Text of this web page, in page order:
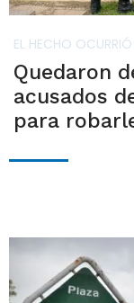
EL HECHO
Quedaron
acusados
para